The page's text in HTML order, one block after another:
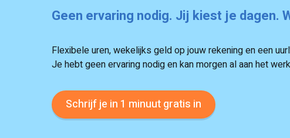
Geen ervaring nodig. Jij kiest je dagen.
Flexibele uren, wekelijks geld op jouw rekening en een
Je hebt geen ervaring nodig en kan morgen al aan het
Schrijf je in 1 minuut gratis in